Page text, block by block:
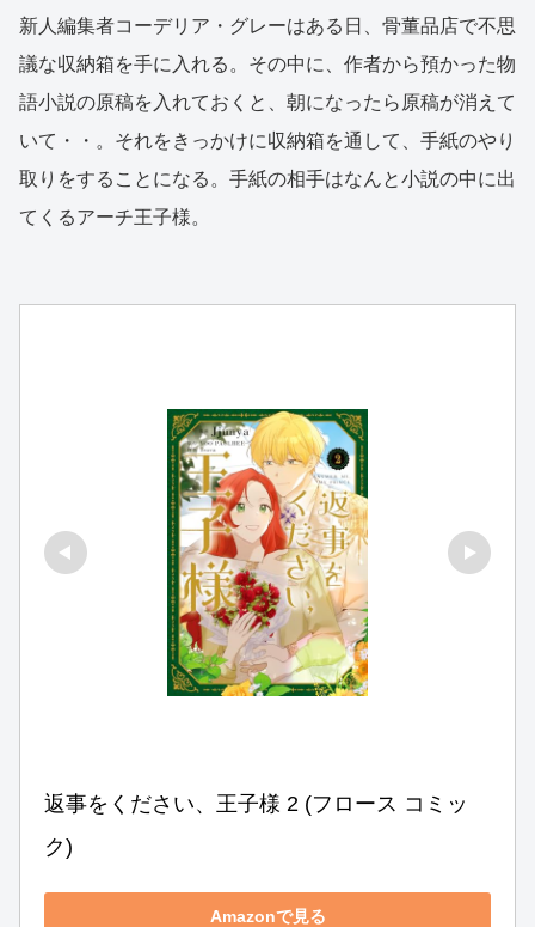
新人編集者コーデリア・グレーはある日、骨董品店で不思
議な収納箱を手に入れる。その中に、作者から預かった物
語小説の原稿を入れておくと、朝になったら原稿が消えて
いて・・。それをきっかけに収納箱を通して、手紙のやり
取りをすることになる。手紙の相手はなんと小説の中に出
てくるアーチ王子様。
返事をください、王子様 2 (フロース コミッ
ク)
Amazonで見る